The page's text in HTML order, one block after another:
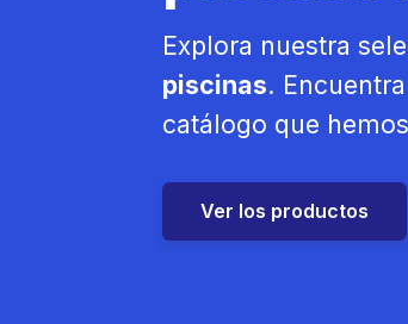
Explora nuestra
piscinas.
catálogo que
Ver los productos